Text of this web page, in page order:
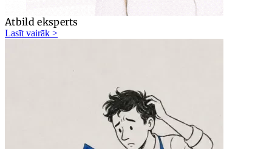
Atbild eksperts
Lasīt vairāk >